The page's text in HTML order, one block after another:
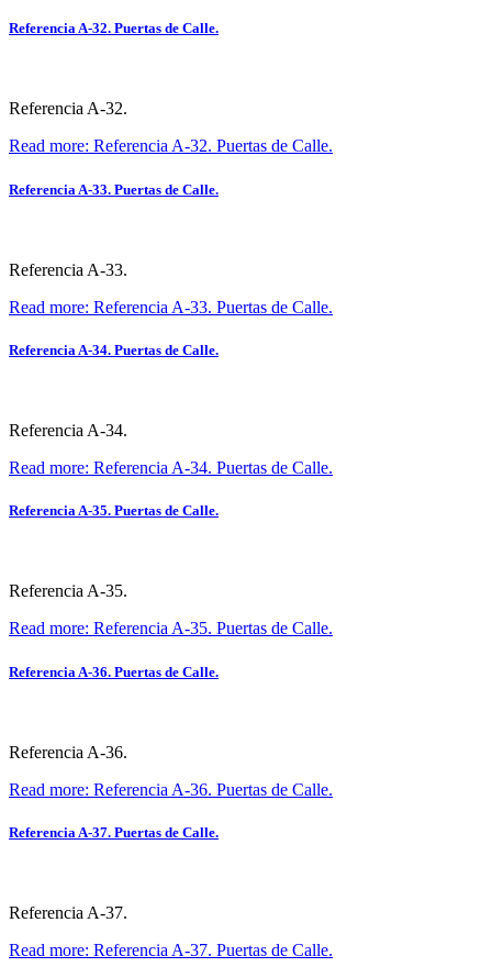
Referencia A-32. Puertas de Calle.
Referencia A-32.
Read more: Referencia A-32. Puertas de Calle.
Referencia A-33. Puertas de Calle.
Referencia A-33.
Read more: Referencia A-33. Puertas de Calle.
Referencia A-34. Puertas de Calle.
Referencia A-34.
Read more: Referencia A-34. Puertas de Calle.
Referencia A-35. Puertas de Calle.
Referencia A-35.
Read more: Referencia A-35. Puertas de Calle.
Referencia A-36. Puertas de Calle.
Referencia A-36.
Read more: Referencia A-36. Puertas de Calle.
Referencia A-37. Puertas de Calle.
Referencia A-37.
Read more: Referencia A-37. Puertas de Calle.